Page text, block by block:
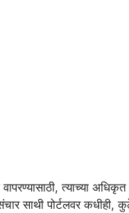
वापरण्यासाठी, त्याच्या
साथी पोर्टलवर